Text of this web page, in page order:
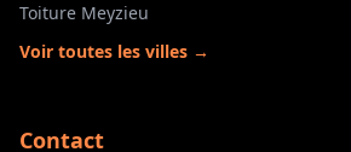
Toiture Meyzieu
Voir toutes les villes →
Contact